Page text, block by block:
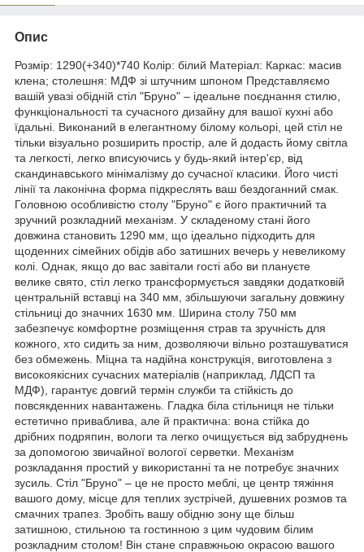
Опис
Розмір: 1290(+340)*740 Колір: білий Матеріал: Каркас: масив
клена; столешня: МДФ зі штучним шпоном Представляємо
вашій увазі обідній стіл "Бруно" – ідеальне поєднання стилю,
функціональності та сучасного дизайну для вашої кухні або
їдальні. Виконаний в елегантному білому кольорі, цей стіл не
тільки візуально розширить простір, але й додасть йому світла
та легкості, легко вписуючись у будь-який інтер'єр, від
скандинавського мінімалізму до сучасної класики. Його чисті
лінії та лаконічна форма підкреслять ваш бездоганний смак.
Головною особливістю столу "Бруно" є його практичний та
зручний розкладний механізм. У складеному стані його
довжина становить 1290 мм, що ідеально підходить для
щоденних сімейних обідів або затишних вечерь у невеликому
колі. Однак, якщо до вас завітали гості або ви плануєте
велике свято, стіл легко трансформується завдяки додатковій
центральній вставці на 340 мм, збільшуючи загальну довжину
стільниці до значних 1630 мм. Ширина столу 750 мм
забезпечує комфортне розміщення страв та зручність для
кожного, хто сидить за ним, дозволяючи вільно розташуватися
без обмежень. Міцна та надійна конструкція, виготовлена з
високоякісних сучасних матеріалів (наприклад, ЛДСП та
МДФ), гарантує довгий термін служби та стійкість до
повсякденних навантажень. Гладка біла стільниця не тільки
естетично приваблива, але й практична: вона стійка до
дрібних подряпин, вологи та легко очищується від забруднень
за допомогою звичайної вологої серветки. Механізм
розкладання простий у використанні та не потребує значних
зусиль. Стіл "Бруно" – це не просто меблі, це центр тяжіння
вашого дому, місце для теплих зустрічей, душевних розмов та
смачних трапез. Зробіть вашу обідню зону ще більш
затишною, стильною та гостинною з цим чудовим білим
розкладним столом! Він стане справжньою окрасою вашого